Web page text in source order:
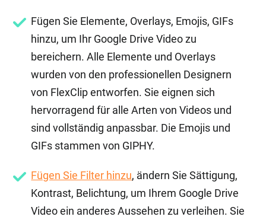
Fügen Sie Elemente, Overlays, Emojis, GIFs
hinzu, um Ihr Google Drive Video zu
bereichern. Alle Elemente und Overlays
wurden von den professionellen Designern
von FlexClip entworfen. Sie eignen sich
hervorragend für alle Arten von Videos und
sind vollständig anpassbar. Die Emojis und
GIFs stammen von GIPHY.
Fügen Sie Filter hinzu, ändern Sie Sättigung,
Kontrast, Belichtung, um Ihrem Google Drive
Video ein anderes Aussehen zu verleihen. Sie